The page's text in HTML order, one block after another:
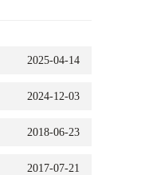
2025-04-14
2024-12-03
2018-06-23
2017-07-21